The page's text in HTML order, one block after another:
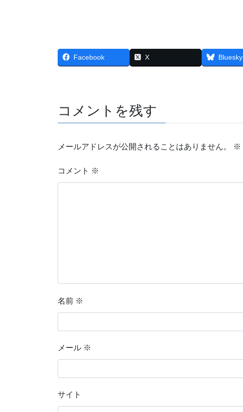
Facebook X Bluesky
コメントを残す
メールアドレスが公開されることはありません。 ※
コメント ※
名前 ※
メール ※
サイト